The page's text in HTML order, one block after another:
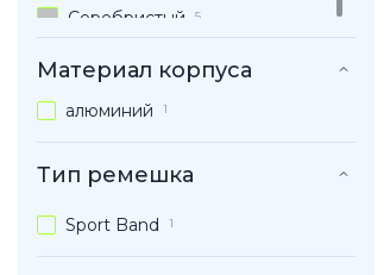
Серебристый 5
Материал корпуса
алюминий 1
Тип ремешка
Sport Band 1